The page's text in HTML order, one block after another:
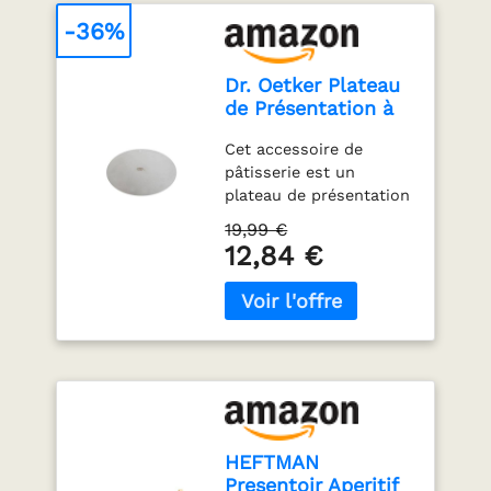
Dr. Oetker Plateau
de Présentation à
cm
Cet accessoire de
pâtisserie est un
plateau de présentation
pizzas et autres, il est
idéal pour laisser
refroidir un gâteau, le
transporter, le couper
en acier inoxydable,
extra fin, pour
présenter votre gâteau
couche par couche et le
19,99 €
12,84 €
-36%
HEFTMAN
Presentoir Aperitif